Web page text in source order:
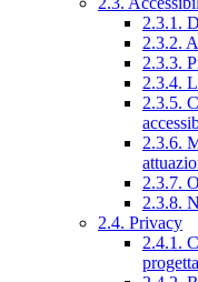
2.3.1.
2.3.2.
2.3.3.
2.3.4.
2.3.5.
2.3.6.
2.3.7.
2.3.8.
2.4. Privacy
2.4.1.